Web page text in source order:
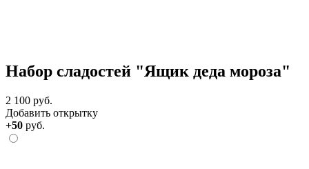
Набор сладостей "Ящик деда мороза"
2 100 руб.
Добавить открытку
+50 руб.